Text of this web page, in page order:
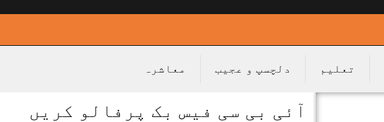
تعلیم دلچسپ و عجیب معاشرہ
آئی بی سی فیس بک پرفالو کریں